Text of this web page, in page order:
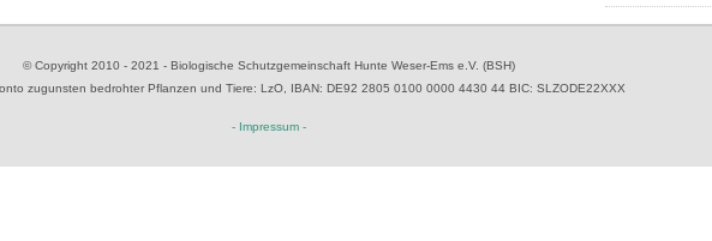
[Weiterlesen …
© Copyright 2010 - 2021 - Biologische Schutzgemeinschaft Hunte Weser-Ems e.V. (BSH)
zugunsten bedrohter Pflanzen und Tiere: LzO, IBAN: DE92 2805 0100 0000 4430 44 BIC: SLZODE22XXX
- Impressum -